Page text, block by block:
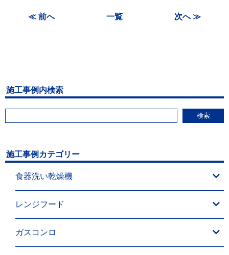
≪ 前へ 一覧 次へ ≫
施工事例内検索
検索
施工事例カテゴリー
食器洗い乾燥機
レンジフード
ガスコンロ